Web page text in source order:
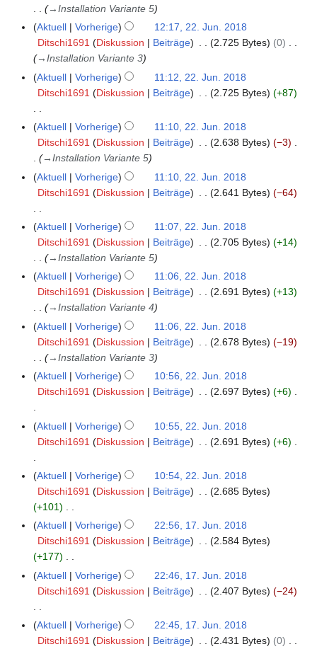
2
8
e
e
a
b
e
t
u
n
s
a
e
n
f
a
s
u
n
J
→Installation Variante 5
2
J
Aktuell Vorherige
12:17, 22. Jun. 2018
Ditschi1691
Diskussion Beiträge 2.725 Bytes
0
→Installation Variante 3
Aktuell
Vorherige
11:12, 22. Jun. 2018
Ditschi1691
Diskussion Beiträge 2.725 Bytes +87
K
e
e
a
b
e
t
u
n
s
a
e
n
f
a
s
u
n
Aktuell Vorherige
11:10, 22. Jun. 2018
Ditschi1691
Diskussion Beiträge 2.638 Bytes
−3
→Installation Variante 5
Aktuell
Vorherige
11:10, 22. Jun. 2018
Ditschi1691
Diskussion Beiträge 2.641 Bytes −64
K
e
e
a
b
e
t
u
n
s
u
a
m
e
n
f
a
Aktuell Vorherige
11:07, 22. Jun. 2018
Ditschi1691
Diskussion Beiträge 2.705 Bytes
+14
→Installation Variante 5
Aktuell
Vorherige
11:06, 22. Jun. 2018
Ditschi1691
Diskussion Beiträge 2.691 Bytes
+13
→Installation Variante 4
Aktuell
Vorherige
11:06, 22. Jun. 2018
Ditschi1691
Diskussion Beiträge 2.678 Bytes
−19
→Installation Variante 3
Aktuell
Vorherige
10:56, 22. Jun. 2018
Ditschi1691
Diskussion Beiträge 2.697 Bytes +6
K
e
e
e
a
b
e
t
u
n
Aktuell Vorherige
10:55, 22. Jun. 2018
Ditschi1691
Diskussion Beiträge 2.691 Bytes +6
K
e
i
e
e
a
b
e
Aktuell Vorherige
10:54, 22. Jun. 2018
Ditschi1691
Diskussion Beiträge
2.685 Bytes
+101
K
e
i
e
a
1
J
Aktuell Vorherige
22:56, 17. Jun. 2018
Ditschi1691
Diskussion Beiträge
2.584 Bytes
+177
K
e
e
Aktuell Vorherige
22:46, 17. Jun. 2018
Ditschi1691
Diskussion Beiträge 2.407 Bytes −24
K
e
Aktuell Vorherige
22:45, 17. Jun. 2018
Ditschi1691
Diskussion Beiträge 2.431 Bytes
0